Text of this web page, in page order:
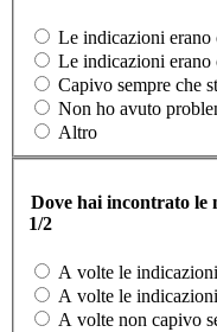
Le indicazioni erano
Le indicazioni erano
Capivo sempre che
Non ho avuto
Altro
Dove hai incontrato le
1/2
A volte le
A volte le
A volte non capivo